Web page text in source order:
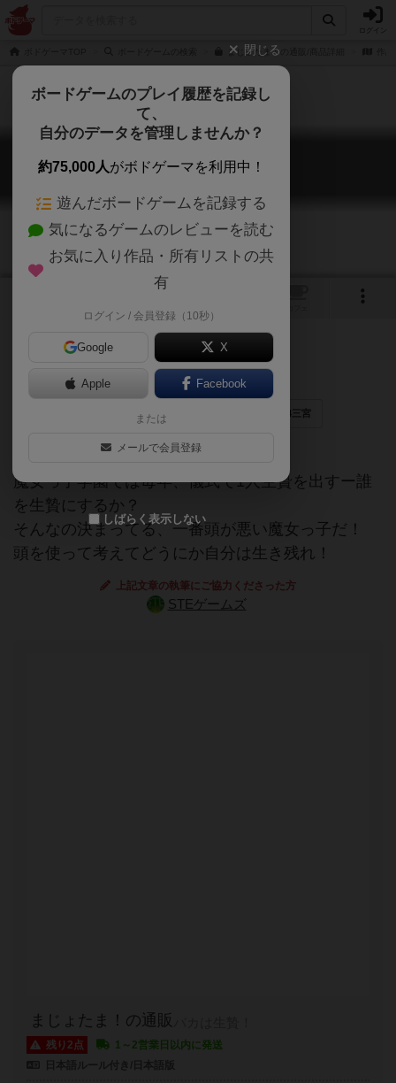
まじょたま！の通販/商品詳細
まじょたま！
Majo Tama
はったり／ブラフ ボドゲフリマ14三宮
今年もこの季節がやってきた！
魔女っ子学園では毎年、儀式で1人生贄を出すー誰
を生贄にするか？
そんなの決まってる、一番頭が悪い魔女っ子だ！
頭を使って考えてどうにか自分は生き残れ！
上記文章の執筆にご協力くださった方
STEゲームズ
まじょたま！の通販
残り2点
1～2営業日以内に発送
閉じる
ボードゲームのプレイ履歴を記録し
て、
自分のデータを管理しませんか？
約75,000人がボドゲーマを利用中！
遊んだボードゲームを記録する
気になるゲームのレビューを読む
お気に入り作品・所有リストの共
有
ログイン / 会員登録（10秒）
Google X
Apple Facebook
または
メールで会員登録
しばらく表示しない